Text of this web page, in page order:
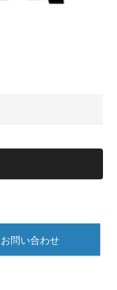
お問い合わせ